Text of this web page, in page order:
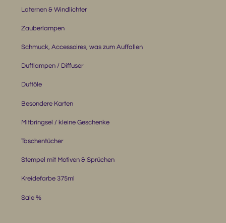
Laternen & Windlichter
Zauberlampen
Schmuck, Accessoires, was zum Auffallen
Duftlampen / Diffuser
Duftöle
Besondere Karten
Mitbringsel / kleine Geschenke
Taschentücher
Stempel mit Motiven & Sprüchen
Kreidefarbe 375ml
Sale %